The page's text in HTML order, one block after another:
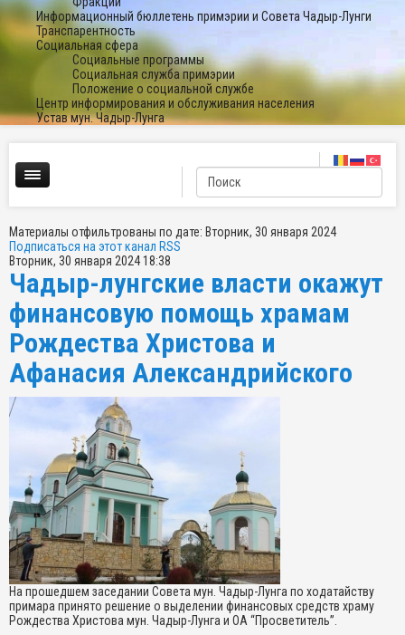
Информационный бюллетень примэрии и Совета Чадыр-Лунги
Транспарентность
Социальная сфера
Социальные программы
Социальная служба примэрии
Положение о социальной службе
Центр информирования и обслуживания населения
Устав мун. Чадыр-Лунга
Материалы отфильтрованы по дате: Вторник, 30 января 2024
Подписаться на этот канал RSS
Вторник, 30 января 2024 18:38
Чадыр-лунгские власти окажут
финансовую помощь храмам
Рождества Христова и
Афанасия Александрийского
На прошедшем заседании Совета мун. Чадыр-Лунга по ходатайству
примара принято решение о выделении финансовых средств храму
Рождества Христова мун. Чадыр-Лунга и ОА “Просветитель”.